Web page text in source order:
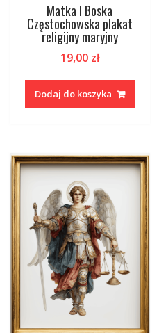
Matka I Boska
Częstochowska plakat
religijny maryjny
19,00 zł
Dodaj do koszyka